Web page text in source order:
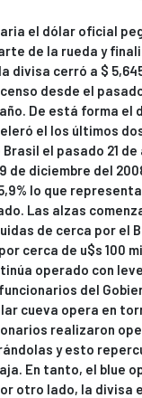
el dólar oficial
de la rueda y
divisa cerró a $
desde el pasado
De está forma
el los últimos
el pasado 21 de
de diciembre del
lo que
Las alzas
de cerca por el
cerca de u$s 100
operado con
del
cueva opera en
realizaron
y esto
En tanto, el blue
otro lado, la divisa